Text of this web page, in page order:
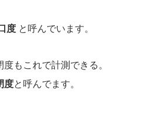
度 と呼んでいます。
もこれで計測できる。
度と呼んでます。